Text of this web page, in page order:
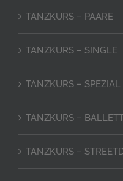
TANZKURS – PAARE
TANZKURS – SINGLE
TANZKURS – SPEZIAL
TANZKURS –
TANZKURS –